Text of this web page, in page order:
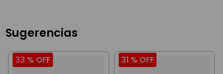
Sugerencias
33 % OFF 31 % OFF